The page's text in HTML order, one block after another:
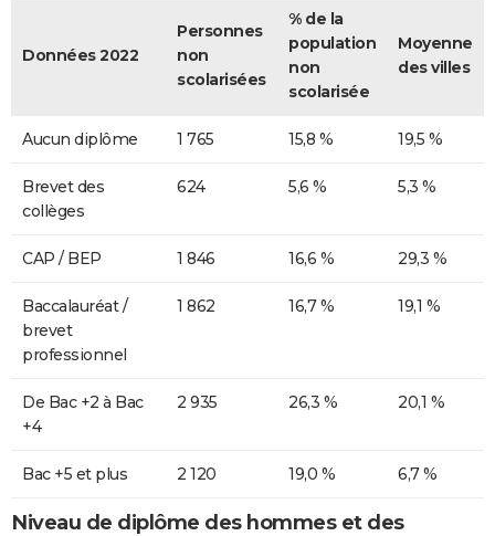
Données 2022
Personnes
non
scolarisées
% de la
population
non
scolarisée
Moyenne
des villes
Aucun diplôme 1 765 15,8 % 19,5 %
Brevet des
collèges
624 5,6 % 5,3 %
CAP / BEP 1 846 16,6 % 29,3 %
Baccalauréat /
brevet
professionnel
1 862 16,7 % 19,1 %
De Bac +2 à Bac
+4
2 935 26,3 % 20,1 %
Bac +5 et plus 2 120 19,0 % 6,7 %
Niveau de diplôme des hommes et des